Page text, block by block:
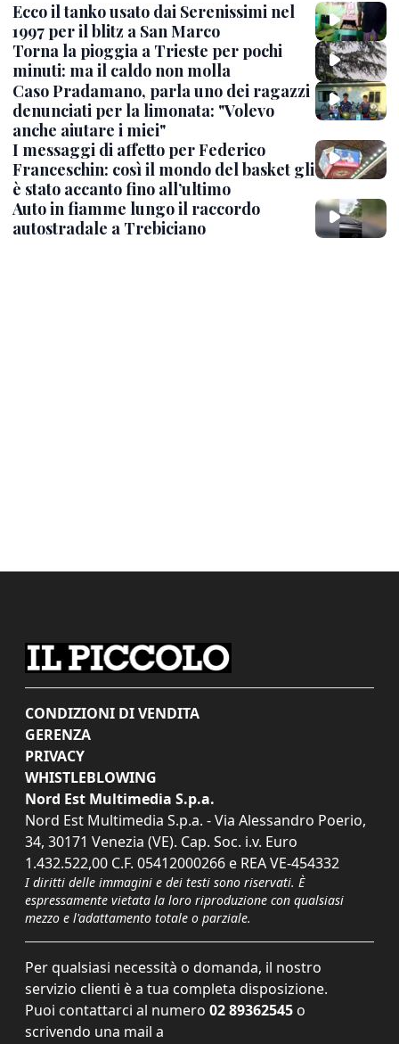
Ecco il tanko usato dai Serenissimi nel
1997 per il blitz a San Marco
Torna la pioggia a Trieste per pochi
minuti: ma il caldo non molla
Caso Pradamano, parla uno dei ragazzi
denunciati per la limonata: "Volevo
anche aiutare i miei"
I messaggi di affetto per Federico
Franceschin: così il mondo del basket gli
è stato accanto fino all’ultimo
Auto in fiamme lungo il raccordo
autostradale a Trebiciano
CONDIZIONI DI VENDITA
GERENZA
PRIVACY
WHISTLEBLOWING
Nord Est Multimedia S.p.a.
Nord Est Multimedia S.p.a. - Via Alessandro Poerio,
34, 30171 Venezia (VE). Cap. Soc. i.v. Euro
1.432.522,00 C.F. 05412000266 e REA VE-454332
I diritti delle immagini e dei testi sono riservati. È
espressamente vietata la loro riproduzione con qualsiasi
mezzo e l'adattamento totale o parziale.
Per qualsiasi necessità o domanda, il nostro
servizio clienti è a tua completa disposizione.
Puoi contattarci al numero 02 89362545 o
scrivendo una mail a